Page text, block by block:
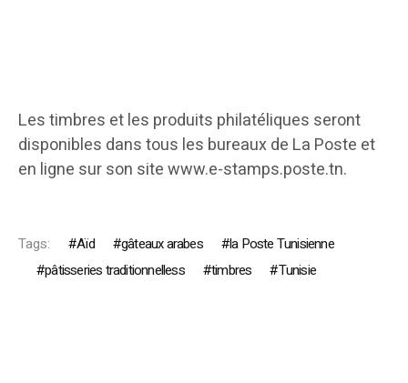
Les timbres et les produits philatéliques seront
disponibles dans tous les bureaux de La Poste et
en ligne sur son site www.e-stamps.poste.tn.
Tags: Aïd gâteaux arabes
la Poste Tunisienne
pâtisseries traditionnelless
timbres Tunisie